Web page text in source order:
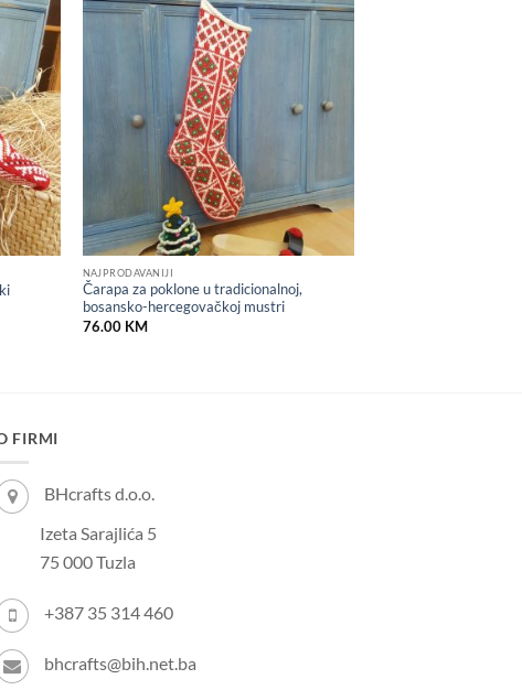
Add to
wishlist
NAJPRODAVANIJI
Čarapa za poklone u tradicionalnoj,
bosansko-hercegovačkoj mustri
76.00 KM
FIRMI
BHcrafts d.o.o.
Izeta Sarajlića 5
75 000 Tuzla
+387 35 314 460
bhcrafts@bih.net.ba